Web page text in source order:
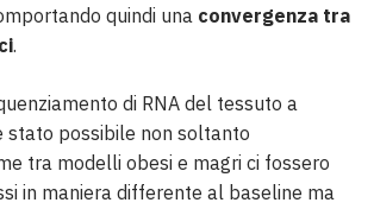
quindi una convergenza tra
.
di RNA del tessuto a
stato possibile non soltanto
tra modelli obesi e magri ci fossero
in maniera differente al baseline ma